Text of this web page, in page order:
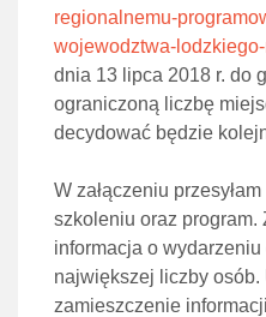
regionalnemu-
wojewodztwa-
dnia 13 lipca 2018 r. do
ograniczoną liczbę
decydować będzie
W załączeniu
szkoleniu oraz program.
informacja o wydarzeniu
największej liczby
zamieszczenie